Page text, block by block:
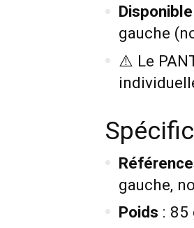
gauche
⚠️ Le
gauche,
Poids : 85